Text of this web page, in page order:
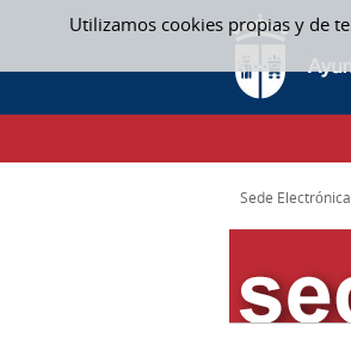
Utilizamos cookies propias y de
Saltar al contenido
2017 - ACTAS
CAMINO DE
Sede Electrónica